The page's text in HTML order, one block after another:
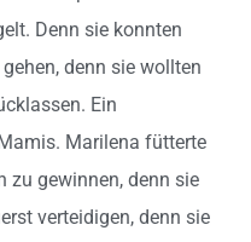
Denn sie konnten
denn sie wollten
Ein
Marilena fütterte
zu gewinnen, denn sie
verteidigen, denn sie